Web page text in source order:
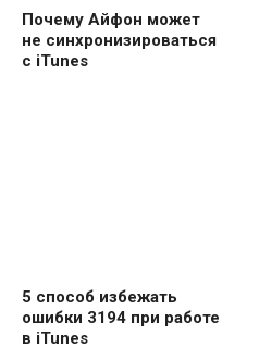
Почему Айфон может
не синхронизироваться
с iTunes
5 способ избежать
ошибки 3194 при работе
в iTunes